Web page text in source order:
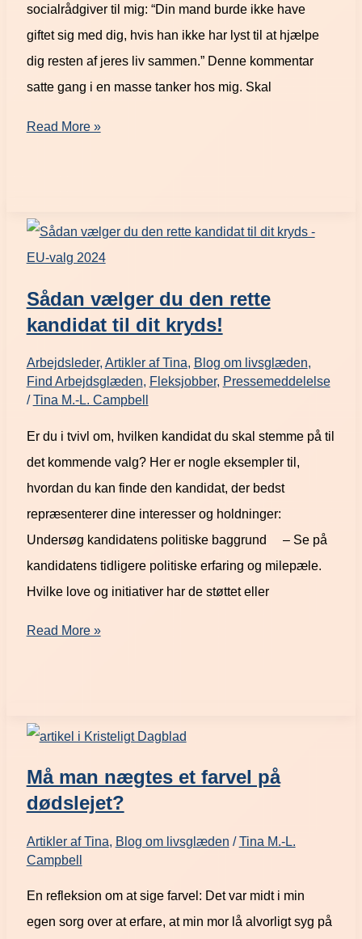
socialrådgiver til mig: “Din mand burde ikke have
giftet sig med dig, hvis han ikke har lyst til at hjælpe
dig resten af jeres liv sammen.” Denne kommentar
satte gang i en masse tanker hos mig. Skal
Read More »
Sådan vælger du den rette
kandidat til dit kryds!
Arbejdsleder, Artikler af Tina, Blog om livsglæden,
Find Arbejdsglæden, Fleksjobber, Pressemeddelelse
/Tina M.-L. Campbell
Er du i tvivl om, hvilken kandidat du skal stemme på til
det kommende valg? Her er nogle eksempler til,
hvordan du kan finde den kandidat, der bedst
repræsenterer dine interesser og holdninger:
Undersøg kandidatens politiske baggrund – Se på
kandidatens tidligere politiske erfaring og milepæle.
Hvilke love og initiativer har de støttet eller
Read More »
Må man nægtes et farvel på
dødslejet?
Artikler af Tina, Blog om livsglæden /Tina M.-L.
Campbell
En refleksion om at sige farvel: Det var midt i min
egen sorg over at erfare, at min mor lå alvorligt syg på